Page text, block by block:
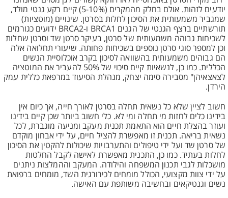
יודעים לזהות. אולם בחלק מהמקרים (5-10%) קיים רקע גנטי מולד,
שמגביר משמעותית את הסיכון לחלות בסרטן. שינויים (מוטציות)
תורשתיים ברצף הגנטי של הגנים BRCA1 ו-BRCA2 ידועים כגורמים
לשכיחות גבוהה משמעותית של סרטן, בעיקר סרטן שד וסרטן שחלות
וכן למספר סוגי סרטן נוספים בשכיחות פחותה. שיעורי תחלואה אלה
הם גבוהים משמעותית בהשוואה לסיכון בקרב אוכלוסיית הנשים
הכללית. כמו כן, לנשאיות קיים סיכוי של 50% להעביר את המוטציה
לצאצאיהן" מסבירה סימה יצחק, מנהלת הסיעוד במרפאת כללית עמק
הירדן.
חשוב לציין שלא כל נשאית תחלה בסרטן לאורך חייה, אך כיום אין
בידינו כלים לחזות מי תחלה ומי לא. כלי חשוב ביותר שכן קיים בידינו
ועוזר בהצלת חיים הוא התאמת תכנית מעקב ומניעה מוגברת, לכל
נשאית בריאה. תכנית זו מאפשרת להציל חיים, על ידי אבחון מוקדם
של סרטן שד ועל ידי טיפולים והתערבויות שיכולות להקטין את הסיכון
לחלות בעתיד. כמו כן, התכנית מאפשרת לאישה לקבל החלטות
מושכלות לגבי תכנון המשפחה והילודה. המעקב וההמלצות ניתנים
על ידי צוות מקצועי, הכולל מומחים לכירורגית השד, מומחים ברפואת
נשים וגנטיקאים ובחשיבה משותפת עם האישה.